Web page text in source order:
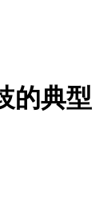
的典型